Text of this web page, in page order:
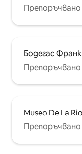
Бодегас
Museo De La